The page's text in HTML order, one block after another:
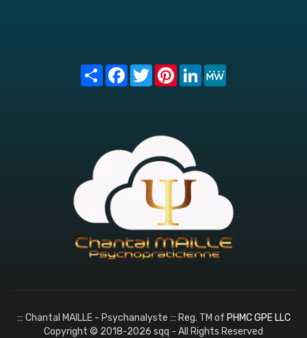
Share FacebookTwitterPinterest
LinkedIn
::: Chantal MAILLE - Psychanalyste ::: Reg. TM of PHMC GPE LLC
Copyright © 2018-2026 sqq - All Rights Reserved